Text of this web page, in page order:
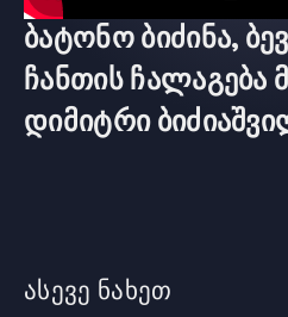
ბატონო ბიძინა,
ჩანთის ჩალაგება
დიმიტრი
ასევე ნახეთ